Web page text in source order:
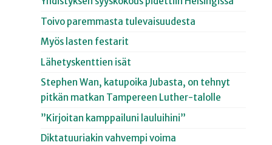
Toivo paremmasta tulevaisuudesta
Myös lasten festarit
Lähetyskenttien isät
Stephen Wan, katupoika Jubasta, on tehnyt
pitkän matkan Tampereen Luther-talolle
”Kirjoitan kamppailuni lauluihini”
Diktatuuriakin vahvempi voima